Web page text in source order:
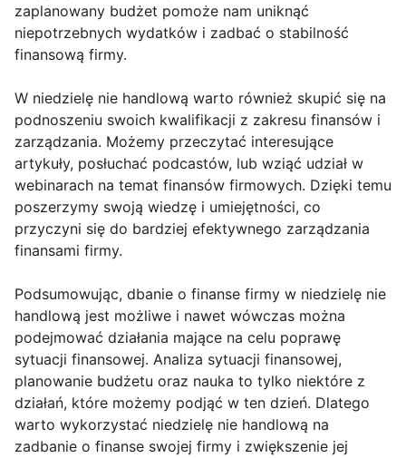
zaplanowany budżet pomoże nam uniknąć
niepotrzebnych wydatków i zadbać o stabilność
finansową firmy.
W niedzielę nie handlową warto również skupić się na
podnoszeniu swoich kwalifikacji z zakresu finansów i
zarządzania. Możemy przeczytać interesujące
artykuły, posłuchać podcastów, lub wziąć udział w
webinarach na temat finansów firmowych. Dzięki temu
poszerzymy swoją wiedzę i umiejętności, co
przyczyni się do bardziej efektywnego zarządzania
finansami firmy.
Podsumowując, dbanie o finanse firmy w niedzielę nie
handlową jest możliwe i nawet wówczas można
podejmować działania mające na celu poprawę
sytuacji finansowej. Analiza sytuacji finansowej,
planowanie budżetu oraz nauka to tylko niektóre z
działań, które możemy podjąć w ten dzień. Dlatego
warto wykorzystać niedzielę nie handlową na
zadbanie o finanse swojej firmy i zwiększenie jej